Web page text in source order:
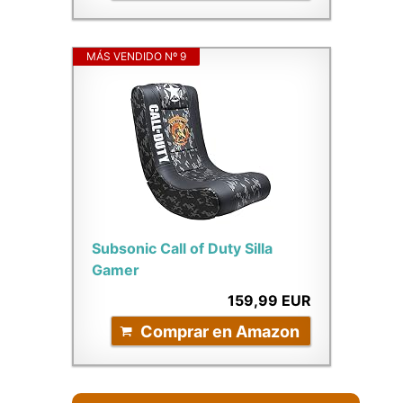
MÁS VENDIDO Nº 9
Subsonic Call of Duty Silla
Gamer
159,99 EUR
Comprar en Amazon